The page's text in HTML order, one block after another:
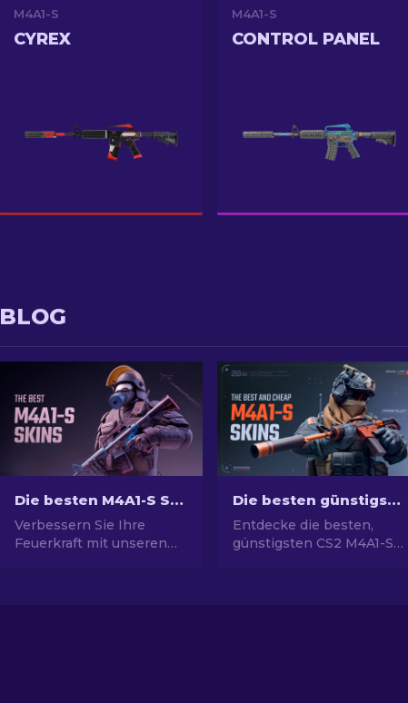
M4A1-S
CYREX
M4A1-S
CONTROL PANEL
BLOG
Die besten M4A1-S Skins in CS2 [2026]
Verbessern Sie Ihre
Feuerkraft mit unseren
Die besten günstigsten M4A1-S Skins in CS2 [2026]
Entdecke die besten,
günstigsten CS2 M4A1-S